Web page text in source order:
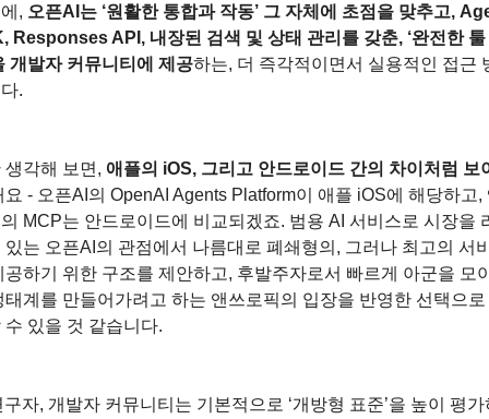
, 오픈AI는 ‘원활한 통합과 작동’ 그 자체에 초점을 맞추고,
Responses API, 내장된 검색 및 상태 관리를 갖춘, ‘완전한 툴
개발자 커뮤니티에 제공하는, 더 즉각적이면서 실용적인 접근
.
생각해 보면, 애플의 iOS, 그리고 안드로이드 간의 차이처럼 보
요 - 오픈AI의 OpenAI Agents Platform이 애플 iOS에 해당하고,
MCP는 안드로이드에 비교되겠죠. 범용 AI 서비스로 시장을
있는 오픈AI의 관점에서 나름대로 폐쇄형의, 그러나 최고의 서
공하기 위한 구조를 제안하고, 후발주자로서 빠르게 아군을 모
태계를 만들어가려고 하는 앤쓰로픽의 입장을 반영한 선택으로
수 있을 것 같습니다.
구자, 개발자 커뮤니티는 기본적으로 ‘개방형 표준’을 높이 평